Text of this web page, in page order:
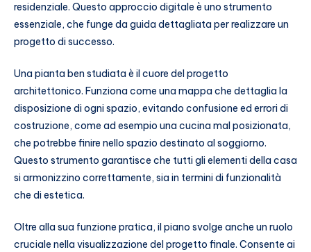
residenziale. Questo approccio digitale è uno strumento
essenziale, che funge da guida dettagliata per realizzare un
progetto di successo.
Una pianta ben studiata è il cuore del progetto
architettonico. Funziona come una mappa che dettaglia la
disposizione di ogni spazio, evitando confusione ed errori di
costruzione, come ad esempio una cucina mal posizionata,
che potrebbe finire nello spazio destinato al soggiorno.
Questo strumento garantisce che tutti gli elementi della casa
si armonizzino correttamente, sia in termini di funzionalità
che di estetica.
Oltre alla sua funzione pratica, il piano svolge anche un ruolo
cruciale nella visualizzazione del progetto finale. Consente ai